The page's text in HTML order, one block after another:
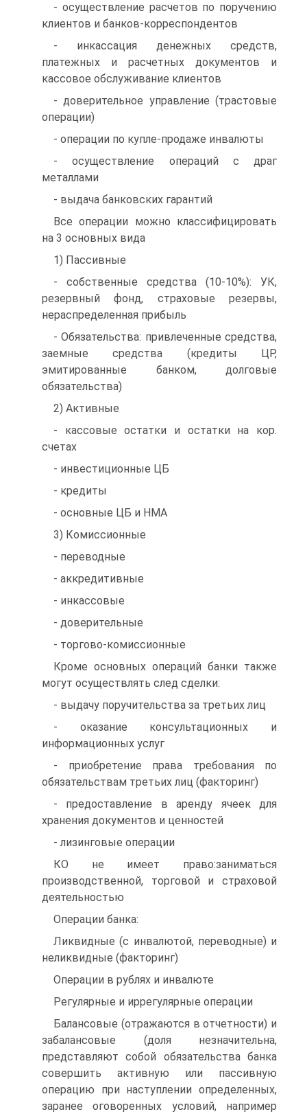
- осуществление расчетов по поручению
клиентов и банков-корреспондентов
- инкассация денежных средств,
платежных и расчетных документов и
кассовое обслуживание клиентов
- доверительное управление (трастовые
операции)
- операции по купле-продаже инвалюты
- осуществление операций с драг
металлами
- выдача банковских гарантий
Все операции можно классифицировать
на 3 основных вида
1) Пассивные
- собственные средства (10-10%): УК,
резервный фонд, страховые резервы,
нераспределенная прибыль
- Обязательства: привлеченные средства,
заемные средства (кредиты ЦР,
эмитированные банком, долговые
обязательства)
2) Активные
- кассовые остатки и остатки на кор.
счетах
- инвестиционные ЦБ
- кредиты
- основные ЦБ и НМА
3) Комиссионные
- переводные
- аккредитивные
- инкассовые
- доверительные
- торгово-комиссионные
Кроме основных операций банки также
могут осуществлять след сделки:
- выдачу поручительства за третьих лиц
- оказание консультационных и
информационных услуг
- приобретение права требования по
обязательствам третьих лиц (факторинг)
- предоставление в аренду ячеек для
хранения документов и ценностей
- лизинговые операции
КО не имеет право:заниматься
производственной, торговой и страховой
деятельностью
Операции банка:
Ликвидные (с инвалютой, переводные) и
неликвидные (факторинг)
Операции в рублях и инвалюте
Регулярные и иррегулярные операции
Балансовые (отражаются в отчетности) и
забалансовые (доля незначительна,
представляют собой обязательства банка
совершить активную или пассивную
операцию при наступлении определенных,
заранее оговоренных условий, например